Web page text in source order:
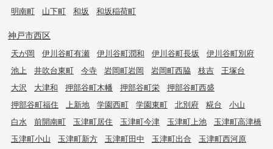
明南町
山下町 和坂 和坂稲荷町
神戸市西区
天が岡 伊川谷町有瀬 伊川谷町潤和 伊川谷町長坂
伊川谷町別府
池上
井吹台東町 今寺 岩岡町岩岡 岩岡町西脇 枝吉
王塚台
大沢
大津和 押部谷町木幡 押部谷町栄
押部谷町西盛
押部谷町福住
上新地 学園西町 学園東町 北別府 糀台
小山
白水
前開南町 玉津町居住 玉津町今津 玉津町上池
玉津町高津橋
玉津町小山
玉津町新方 玉津町田中 玉津町出合
玉津町西河原